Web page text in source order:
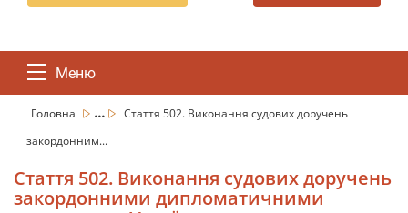
Меню
Головна ...
Стаття 502. Виконання судових доручень
закордонним...
Стаття 502. Виконання судових доручень
закордонними дипломатичними